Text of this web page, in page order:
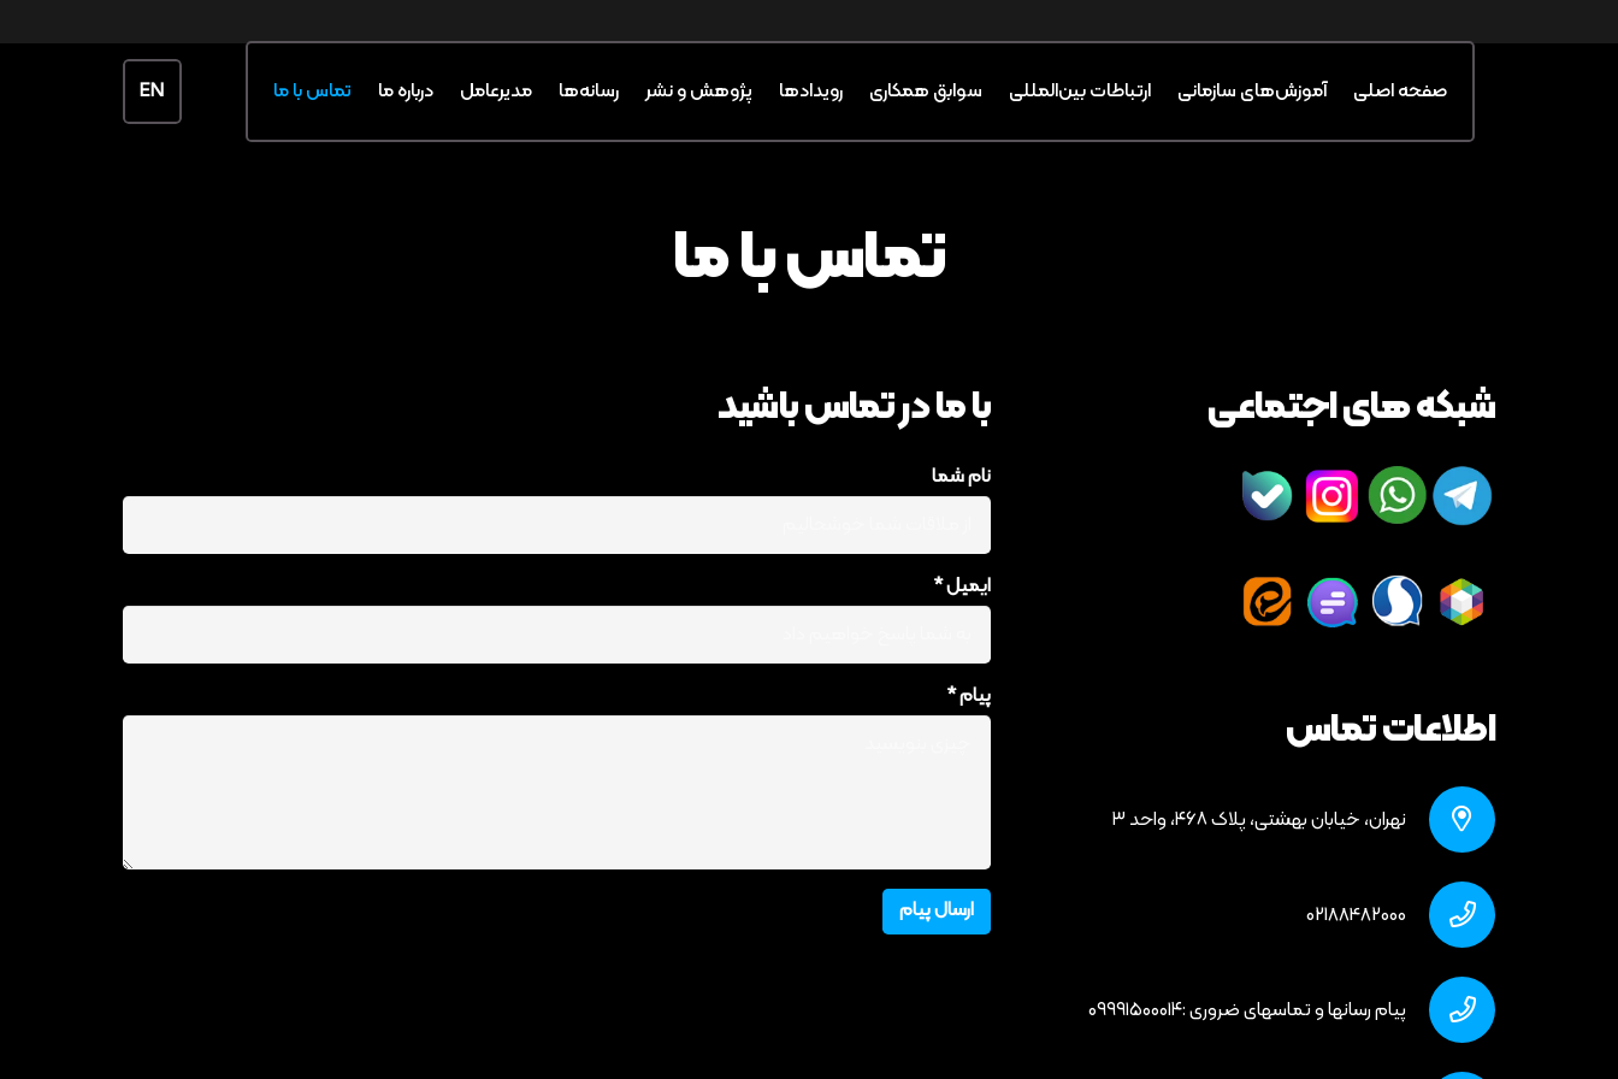
صفحه اصلی آموزش‌های سازمانی ارتباطات بین‌المللی سوابق همکاری رویدادها پژوهش و نشر رسانه‌ها مدیرعامل درباره ما تماس با ما EN
تماس با ما
شبکه های اجتماعی
اطلاعات تماس
نهران، خیابان بهشتی، پلاک ۴۶۸، واحد ۳
02188482000
پیام رسانها و تماسهای ضروری :۰۹۹۹۱۵۰۰۰۱۴
با ما در تماس باشید
نام شما
ایمیل *
پیام *
ارسال پیام